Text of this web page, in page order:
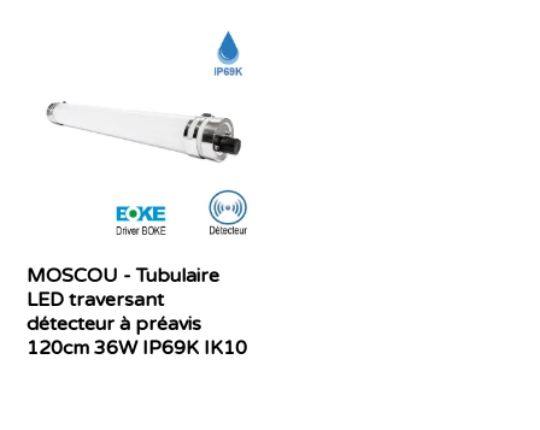
MOSCOU - Tubulaire
LED traversant
détecteur à préavis
120cm 36W IP69K IK10